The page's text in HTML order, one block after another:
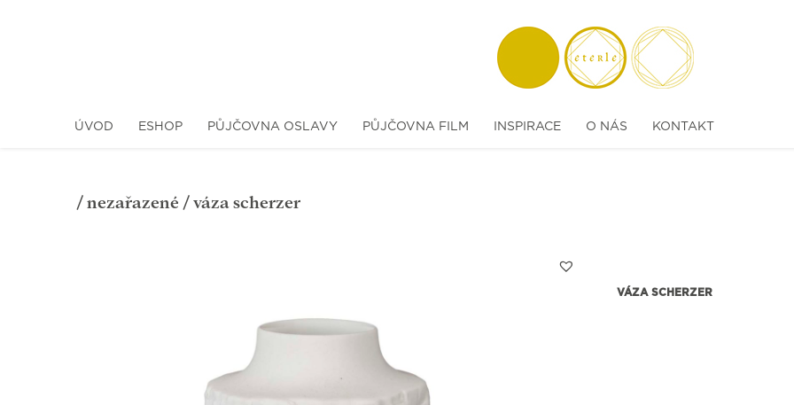
ÚVOD ESHOP PŮJČOVNA OSLAVY PŮJČOVNA FILM INSPIRACE O NÁS KONTAKT
/ nezařazené / váza scherzer
VÁZA SCHERZER